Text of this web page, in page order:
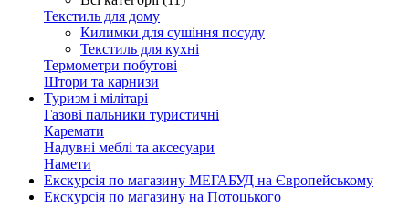
Текстиль для дому
Килимки для сушіння посуду
Текстиль для кухні
Термометри побутові
Штори та карнизи
Туризм і мілітарі
Газові пальники туристичні
Каремати
Надувні меблі та аксесуари
Намети
Екскурсія по магазину МЕГАБУД на Європейському
Екскурсія по магазину на Потоцького